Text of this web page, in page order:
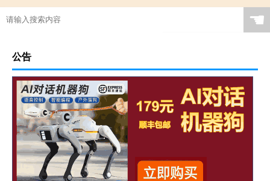
☚
公告